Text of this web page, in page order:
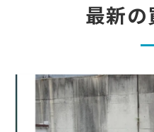
最新